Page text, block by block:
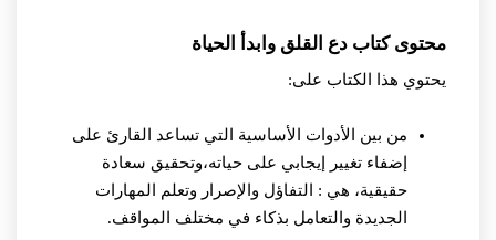
محتوى كتاب دع القلق وابدأ الحياة
يحتوي هذا الكتاب على:
من بين الأدوات الأساسية التي تساعد القارئ على
إضفاء تغيير إيجابي على حياته،وتحقيق سعادة
حقيقية، هي : التفاؤل والإصرار وتعلم المهارات
الجديدة والتعامل بذكاء في مختلف المواقف.